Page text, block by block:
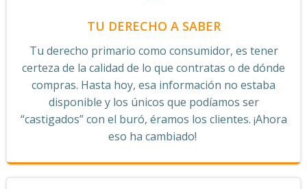
TU DERECHO A SABER
Tu derecho primario como consumidor, es tener
certeza de la calidad de lo que contratas o de dónde
compras. Hasta hoy, esa información no estaba
disponible y los únicos que podíamos ser
“castigados” con el buró, éramos los clientes. ¡Ahora
eso ha cambiado!